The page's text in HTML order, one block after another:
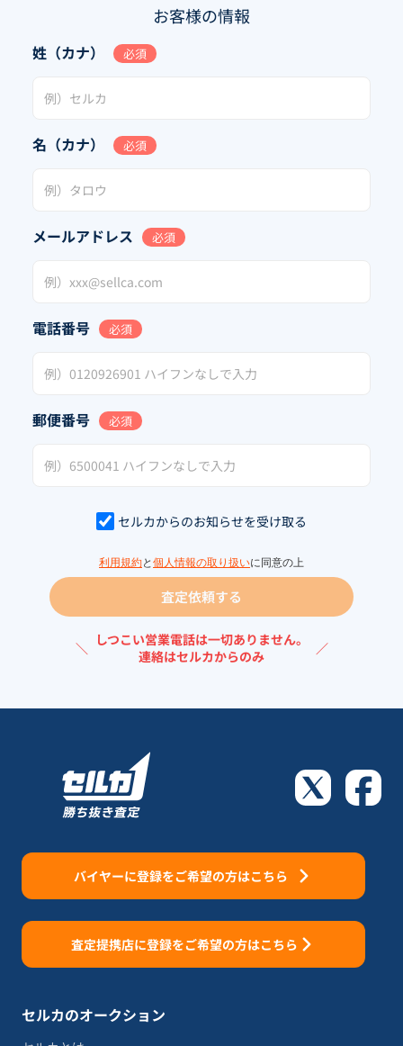
お客様の情報
姓（カナ） 必須
名（カナ） 必須
メールアドレス 必須
電話番号 必須
郵便番号 必須
セルカからのお知らせを受け取る
利用規約と 個人情報の取り扱いに同意の上
査定依頼する
＼ しつこい営業電話は一切ありません。
連絡はセルカからのみ
／
バイヤーに登録をご希望の方はこちら
査定提携店に登録をご希望の方はこちら
セルカのオークション